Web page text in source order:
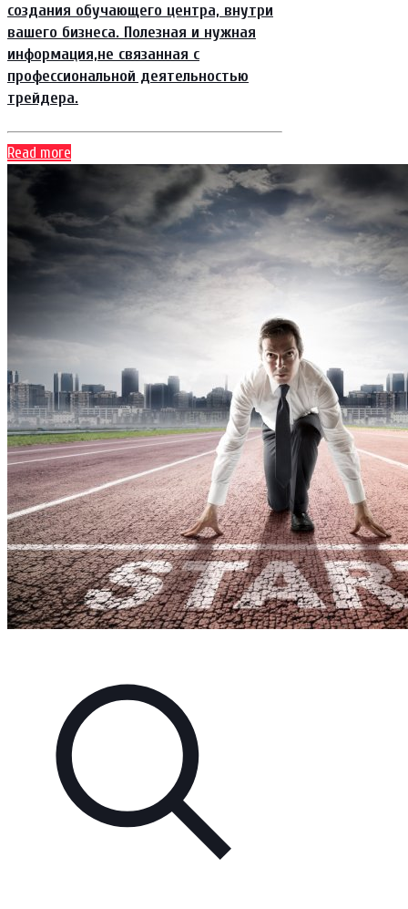
создания обучающего центра, внутри
вашего бизнеса. Полезная и нужная
информация,не связанная с
профессиональной деятельностью
трейдера.
Read more